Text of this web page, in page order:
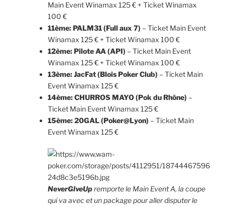
Main Event Winamax 125 € + Ticket Winamax
100 €
11ème: PALM31 (Full aux 7) – Ticket Main Event
Winamax 125 € + Ticket Winamax 100 €
12ème: Pilote AA (API) – Ticket Main Event
Winamax 125 € + Ticket Winamax 100 €
13ème: JacFat (Blois Poker Club) – Ticket Main
Event Winamax 125 €
14ème: CHURROS MAYO (Pok du Rhône) –
Ticket Main Event Winamax 125 €
15ème: 20GAL (Poker@Lyon) – Ticket Main
Event Winamax 125 €
NeverGlveUpremporte le Main Event A, la coupe
qui va avec et un package pour aller disputer le